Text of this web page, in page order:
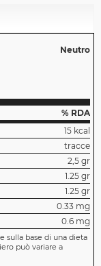
Neutro
% RDA
15 kcal
tracce
2,5 gr
1.25 gr
1.25 gr
0.33 mg
0.6 mg
sulla base di una dieta
può variare a